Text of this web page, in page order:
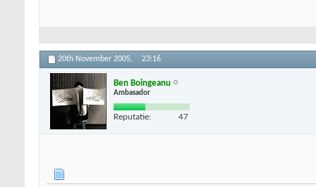
20th November 2005, 23:16
Ben Boingeanu
Ambasador
Reputatie: 47